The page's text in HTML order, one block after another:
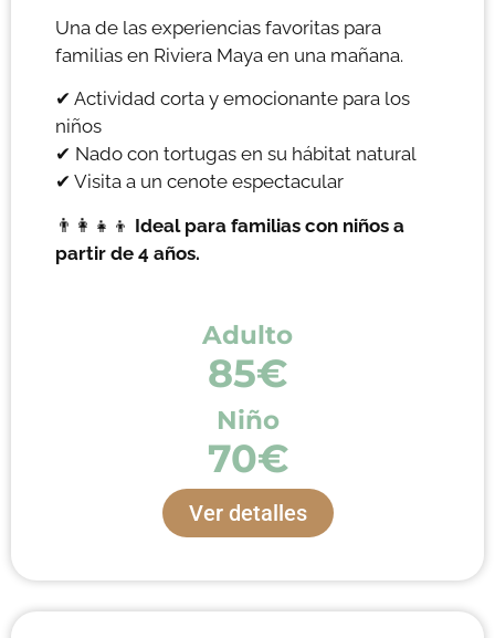
Una de las experiencias favoritas para
familias en Riviera Maya en una mañana.
✔ Actividad corta y emocionante para los
niños
✔ Nado con tortugas en su hábitat natural
✔ Visita a un cenote espectacular
👨‍👩‍👧‍👦 Ideal para familias con niños a
partir de 4 años.
Adulto
85€
Niño
70€
Ver detalles